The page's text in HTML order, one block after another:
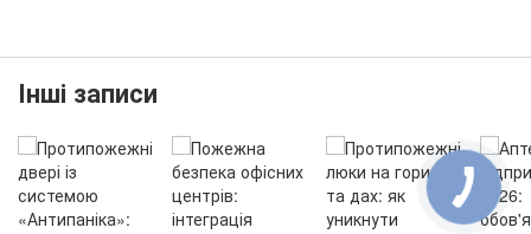
Інші записи